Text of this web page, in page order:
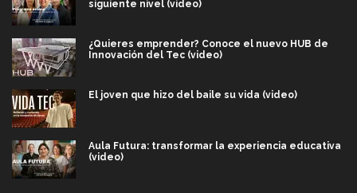
siguiente nivel (video)
¿Quieres emprender? Conoce el nuevo HUB de
Innovación del Tec (video)
El joven que hizo del baile su vida (video)
Aula Futura: transformar la experiencia educativa
(video)